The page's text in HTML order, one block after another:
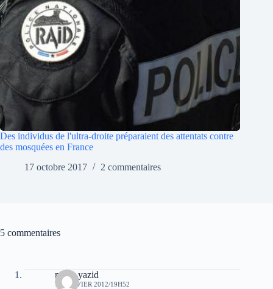
Des individus de l'ultra-droite préparaient des attentats contre
des mosquées en France
17 octobre 2017
2 commentaires
5 commentaires
mstfa yazid
13 JANVIER 2012/19H52